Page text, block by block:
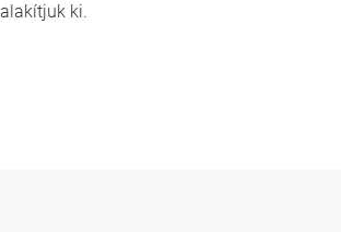
ki.